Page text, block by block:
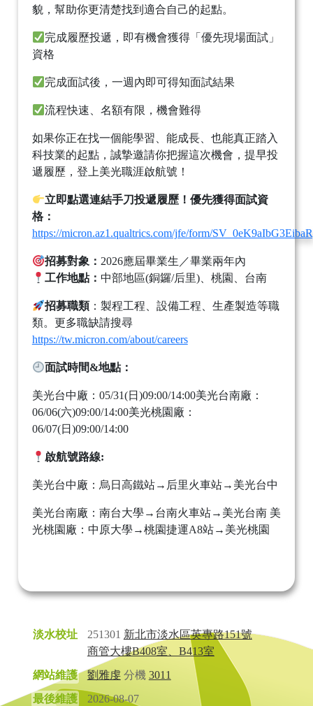
貌，幫助你更清楚找到適合自己的起點。
完成履歷投遞，即有機會獲得「優先現場面試」
資格
完成面試後，一週內即可得知面試結果
流程快速、名額有限，機會難得
如果你正在找一個能學習、能成長、也能真正踏入
科技業的起點，誠摯邀請你把握這次機會，提早投
遞履歷，登上美光職涯啟航號！
立即點選連結手刀投遞履歷！優先獲得面試資
格：
https://micron.az1.qualtrics.com/jfe/form/
招募對象： 2026應屆畢業生／畢業兩年內
工作地點： 中部地區(銅鑼/后里)、桃園、台南
招募職類：製程工程、設備工程、生產製造等職
類。更多職缺請搜尋
https://tw.micron.com/about/careers
面試時間&地點：
美光台中廠：05/31(日)09:00/14:00美光台南廠：
06/06(六)09:00/14:00美光桃園廠：
06/07(日)09:00/14:00
啟航號路線:
美光台中廠：烏日高鐵站→后里火車站→美光台中
美光台南廠：南台大學→台南火車站→美光台南 美
光桃園廠：中原大學→桃園捷運A8站→美光桃園
淡水校址 251301 新北市淡水區英專路151號
商管大樓B408室、B413室
網站維護
劉雅虔分機 3011
最後維護
2026-08-07